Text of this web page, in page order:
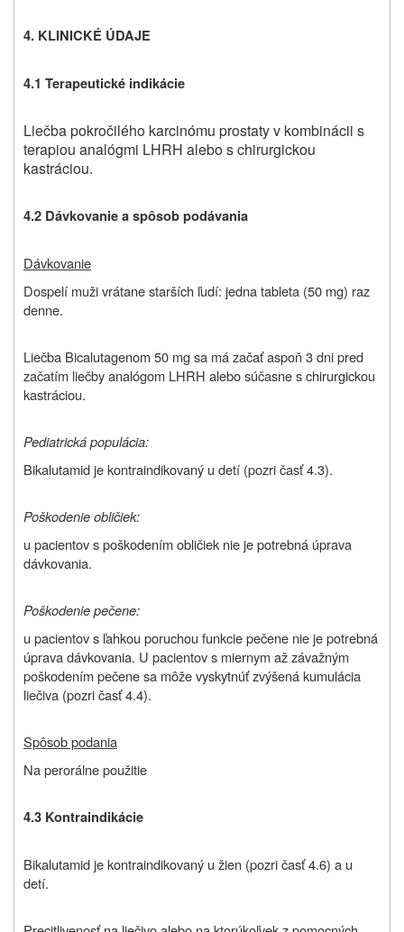
4. KLINICKÉ ÚDAJE
4.1 Terapeutické indikácie
Liečba pokročilého karcinómu prostaty v kombinácii s
terapiou analógmi LHRH alebo s chirurgickou
kastráciou.
4.2 Dávkovanie a spôsob podávania
Dávkovanie
Dospelí muži vrátane starších ľudí: jedna tableta (50 mg) raz
denne.
Liečba Bicalutagenom 50 mg sa má začať aspoň 3 dni pred
začatím liečby analógom LHRH alebo súčasne s chirurgickou
kastráciou.
Pediatrická populácia:
Bikalutamid je kontraindikovaný u detí (pozri časť 4.3).
Poškodenie obličiek:
u pacientov s poškodením obličiek nie je potrebná úprava
dávkovania.
Poškodenie pečene:
u pacientov s ľahkou poruchou funkcie pečene nie je potrebná
úprava dávkovania. U pacientov s miernym až závažným
poškodením pečene sa môže vyskytnúť zvýšená kumulácia
liečiva (pozri časť 4.4).
Spôsob podania
Na perorálne použitie
4.3 Kontraindikácie
Bikalutamid je kontraindikovaný u žien (pozri časť 4.6) a u
detí.